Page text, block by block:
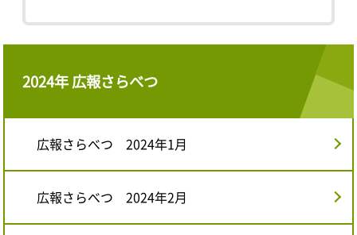
2024年 広報さらべつ
広報さらべつ 2024年1月
広報さらべつ 2024年2月